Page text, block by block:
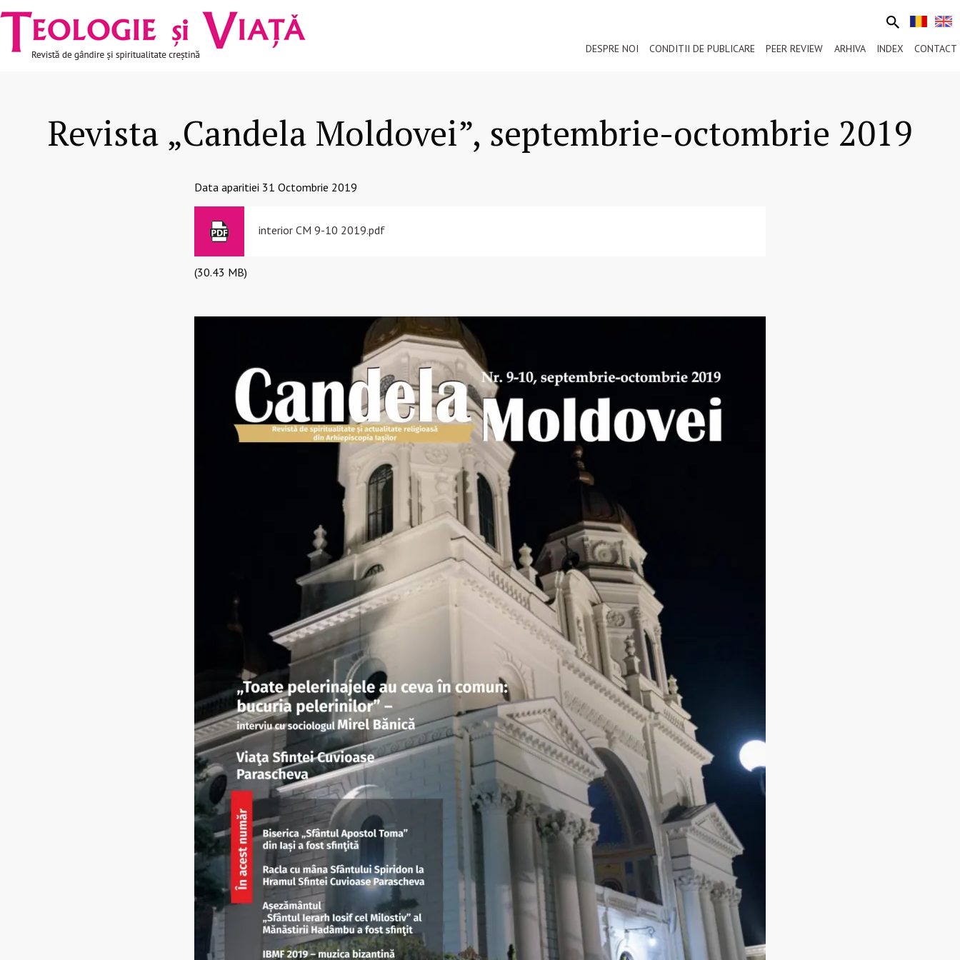
Mergi la conţinutul principal
Navigare
principală
DESPRE NOI CONDITII DE PUBLICARE PEER REVIEW ARHIVA INDEX CONTACT
Revista „Candela Moldovei”, septembrie-octombrie 2019
Data aparitiei 31 Octombrie 2019
interior CM 9-10 2019.pdf
(30.43 MB)